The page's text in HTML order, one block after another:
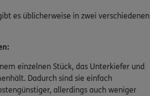
es üblicherweise in zwei verschiedenen
einzelnen Stück, das Unterkiefer und
Dadurch sind sie einfach
allerdings auch weniger